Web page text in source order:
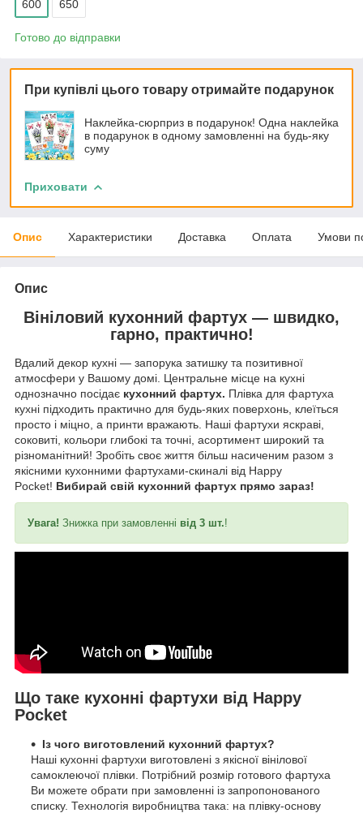
600 650
Готово до відправки
При купівлі цього товару отримайте подарунок
Наклейка-сюрприз в подарунок! Одна наклейка
в подарунок в одному замовленні на будь-яку
суму
Приховати
Опис Характеристики Доставка Оплата Умови
Опис
Вініловий кухонний фартух — швидко,
гарно, практично!
Вдалий декор кухні — запорука затишку та позитивної
атмосфери у Вашому домі. Центральне місце на кухні
однозначно посідає кухонний фартух. Плівка для фартуха
кухні підходить практично для будь-яких поверхонь, клеїться
просто і міцно, а принти вражають. Наші фартухи яскраві,
соковиті, кольори глибокі та точні, асортимент широкий та
різноманітний! Зробіть своє життя більш насиченим разом з
якісними кухонними фартухами-скиналі від Happy
Pocket! Вибирай свій кухонний фартух прямо зараз!
Увага! Знижка при замовленні від 3 шт.!
Що таке кухонні фартухи від Happy
Pocket
Із чого виготовлений кухонний фартух?
Наші кухонні фартухи виготовлені з якісної вінілової
самоклеючої плівки. Потрібний розмір готового фартуха
Ви можете обрати при замовленні із запропонованого
списку. Технологія виробництва така: на плівку-основу